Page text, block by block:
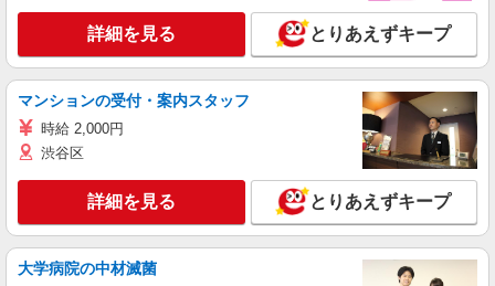
詳細を見る とりあえずキープ
マンションの受付・案内スタッフ
時給 2,000円
渋谷区
詳細を見る とりあえずキープ
大学病院の中材滅菌